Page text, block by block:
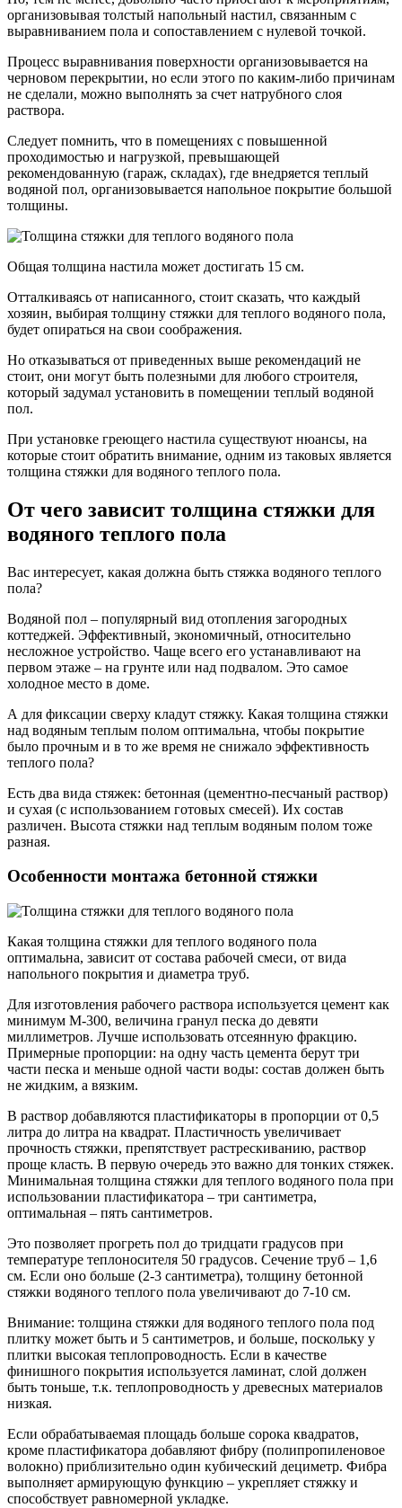
организовывая толстый напольный настил, связанным с
выравниванием пола и сопоставлением с нулевой точкой.
Процесс выравнивания поверхности организовывается на
черновом перекрытии, но если этого по каким-либо причинам
не сделали, можно выполнять за счет натрубного слоя
раствора.
Следует помнить, что в помещениях с повышенной
проходимостью и нагрузкой, превышающей
рекомендованную (гараж, складах), где внедряется теплый
водяной пол, организовывается напольное покрытие большой
толщины.
Общая толщина настила может достигать 15 см.
Отталкиваясь от написанного, стоит сказать, что каждый
хозяин, выбирая толщину стяжки для теплого водяного пола,
будет опираться на свои соображения.
Но отказываться от приведенных выше рекомендаций не
стоит, они могут быть полезными для любого строителя,
который задумал установить в помещении теплый водяной
пол.
При установке греющего настила существуют нюансы, на
которые стоит обратить внимание, одним из таковых является
толщина стяжки для водяного теплого пола.
От чего зависит толщина стяжки для
водяного теплого пола
Вас интересует, какая должна быть стяжка водяного теплого
пола?
Водяной пол – популярный вид отопления загородных
коттеджей. Эффективный, экономичный, относительно
несложное устройство. Чаще всего его устанавливают на
первом этаже – на грунте или над подвалом. Это самое
холодное место в доме.
А для фиксации сверху кладут стяжку. Какая толщина стяжки
над водяным теплым полом оптимальна, чтобы покрытие
было прочным и в то же время не снижало эффективность
теплого пола?
Есть два вида стяжек: бетонная (цементно-песчаный раствор)
и сухая (с использованием готовых смесей). Их состав
различен. Высота стяжки над теплым водяным полом тоже
разная.
Особенности монтажа бетонной стяжки
Какая толщина стяжки для теплого водяного пола
оптимальна, зависит от состава рабочей смеси, от вида
напольного покрытия и диаметра труб.
Для изготовления рабочего раствора используется цемент как
минимум М-300, величина гранул песка до девяти
миллиметров. Лучше использовать отсеянную фракцию.
Примерные пропорции: на одну часть цемента берут три
части песка и меньше одной части воды: состав должен быть
не жидким, а вязким.
В раствор добавляются пластификаторы в пропорции от 0,5
литра до литра на квадрат. Пластичность увеличивает
прочность стяжки, препятствует растрескиванию, раствор
проще класть. В первую очередь это важно для тонких стяжек.
Минимальная толщина стяжки для теплого водяного пола при
использовании пластификатора – три сантиметра,
оптимальная – пять сантиметров.
Это позволяет прогреть пол до тридцати градусов при
температуре теплоносителя 50 градусов. Сечение труб – 1,6
см. Если оно больше (2-3 сантиметра), толщину бетонной
стяжки водяного теплого пола увеличивают до 7-10 см.
Внимание: толщина стяжки для водяного теплого пола под
плитку может быть и 5 сантиметров, и больше, поскольку у
плитки высокая теплопроводность. Если в качестве
финишного покрытия используется ламинат, слой должен
быть тоньше, т.к. теплопроводность у древесных материалов
низкая.
Если обрабатываемая площадь больше сорока квадратов,
кроме пластификатора добавляют фибру (полипропиленовое
волокно) приблизительно один кубический дециметр. Фибра
выполняет армирующую функцию – укрепляет стяжку и
способствует равномерной укладке.